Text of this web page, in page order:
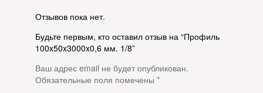
Отзывов пока нет.
Будьте первым, кто оставил отзыв на “Профиль
100x50x3000x0,6 мм. 1/8”
Ваш адрес email не будет опубликован.
Обязательные поля помечены *